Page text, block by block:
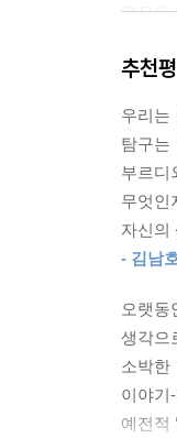
--- 「
기독교
된’ 반
성부께
로 이
만들
--- 「4
맺으며
실천의
논리
부르
일원
우리가
흔히
말한
기계
문화
분별
추천평
우리는
탐구는
부르디
무엇인
자신의
- 김남
오랫
생각으
소박한
이야
예전적